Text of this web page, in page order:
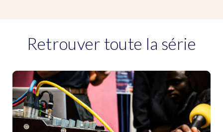
Retrouver toute la série